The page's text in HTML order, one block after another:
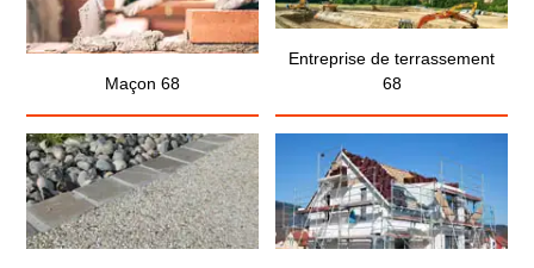
Maçon 68
Entreprise de terrassement
68